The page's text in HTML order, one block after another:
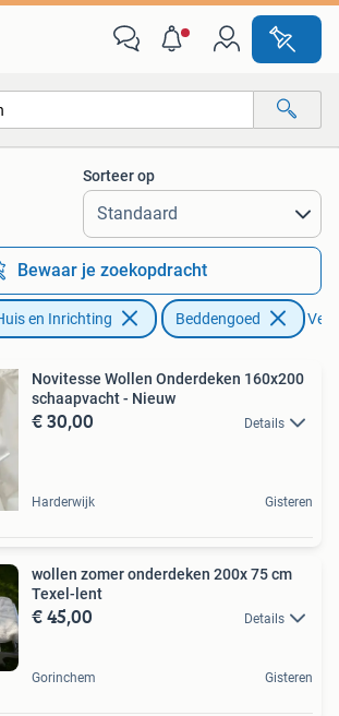
Alle afstanden…
Sorteer op
Bewaar je zoekopdracht
en Inrichting Beddengoed
Novitesse Wollen Onderdeken 160x200
schaapvacht - Nieuw
€ 30,00 Details
Harderwijk Gisteren
wollen zomer onderdeken 200x 75 cm
Texel-lent
€ 45,00 Details
Gorinchem Gisteren